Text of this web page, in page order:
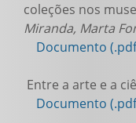
coleções nos
Miranda, Marta
Documento
Entre a arte e a
Documento